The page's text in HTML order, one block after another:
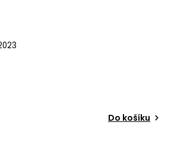
Do košíku